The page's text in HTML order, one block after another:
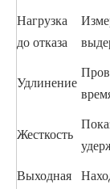
Нагрузка
до отказа
Удлинение
Жесткость
Выходная